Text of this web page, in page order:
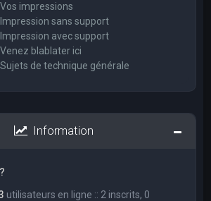
Vos impressions
Impression sans support
Impression avec support
Venez blablater ici
Sujets de technique générale
Information
utilisateurs en ligne :: 2 inscrits, 0